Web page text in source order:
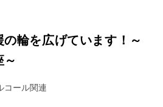
輪を広げています！～
コール関連